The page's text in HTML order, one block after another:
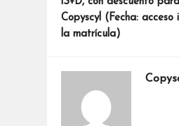
Copyscyl (Fecha:
la matrícula)